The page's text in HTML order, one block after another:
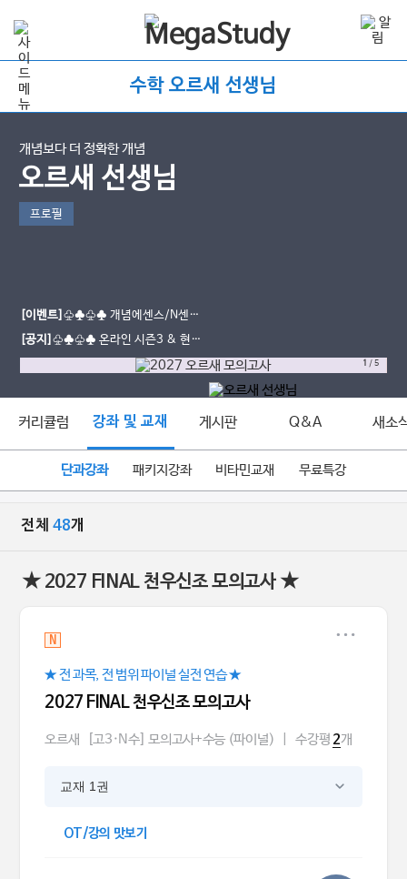
수학 오르새 선생님
개념보다 더 정확한 개념
오르새 선생님
프로필
[이벤트]♧♣♧♣ 개념에센스/N센스
수강평 이벤트
[공지]♧♣♧♣ 온라인 시즌3 & 현장
스케치
1 /5
커리큘럼 강좌 및 교재 게시판 Q&A 새소
단과강좌 패키지강좌 비타민교재 무료특강
전체 48개
★ 2027 FINAL 천우신조 모의고사 ★
N
★ 전 과목, 전 범위 파이널 실전 연습 ★
2027 FINAL 천우신조 모의고사
오르새 [고3·N수] 모의고사+수능 (파이널) 수강평 2개
교재 1권
OT/강의 맛보기